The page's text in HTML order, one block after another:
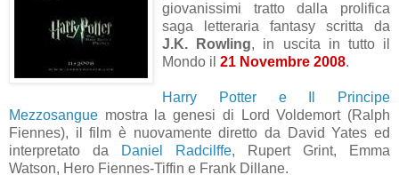
giovanissimi tratto dalla prolifica
saga letteraria fantasy scritta da
J.K. Rowling, in uscita in tutto il
Mondo il 21 Novembre 2008.
Harry Potter e Il Principe
Mezzosangue mostra la genesi di Lord Voldemort (Ralph
Fiennes), il film è nuovamente diretto da David Yates ed
interpretato da
Daniel Radcilffe, Rupert Grint, Emma
Watson, Hero Fiennes-Tiffin e Frank Dillane.